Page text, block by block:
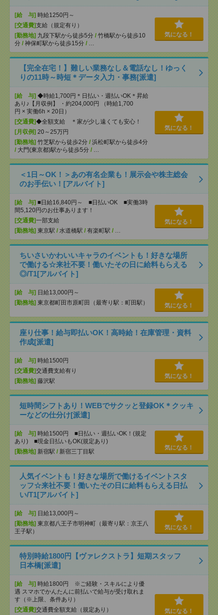
[給 与] 時給1250円～
[交通費]支給（規定有り）
[勤務地] 九段下駅から徒歩5分 / 竹橋駅から徒歩10
分 / 神保町駅から徒歩15分 / …
気になる！
【完全在宅！】難しい業務なし＆電話なし！ゆっく
りの11時～時短＊データ入力・事務[派遣]
[給 与] ◆時給1,700円＊日払い・週払いOK＊昇給
あり♪【月収例】 ・約204,000円 （時給1,700
円 × 実働6h × 20日）
[交通費]◆全額支給 ＊家が少し遠くても安心！
[月収例] 20～25万円
[勤務地] 竹芝駅から徒歩2分 / 浜松町駅から徒歩4分
/ 大門(東京都)駅から徒歩5分 / …
気になる！
＜1日～OK！＞あの有名企業も！展示会や株主総会
のお手伝い！[アルバイト]
[給 与] ■日給16,840円～ ■日払いOK ■実働3時
間5,120円のお仕事あります！
[交通費]一部支給
[勤務地] 東京駅 / 水道橋駅 / 有楽町駅 / …
気になる！
ちいさいかわいいキャラのイベントも！好きな場所
で働ける☆来社不要！働いたその日に給料もらえる
◎/T1[アルバイト]
[給 与] 日給13,000円～
[勤務地] 東京都町田市原町田（最寄り駅：町田駅） 気になる！
座り仕事！給与即払いOK！高時給！在庫管理・資料
作成[派遣]
[給 与] 時給1500円
[交通費]交通費支給有り
[勤務地] 藤沢駅
気になる！
短時間シフトあり！WEBでサクッと登録OK＊クッキ
ーなどの仕分け[派遣]
[給 与] 時給1500円 ■日払い・週払いOK！(規定
あり) ■現金日払いもOK(規定あり)
[勤務地] 新宿駅 / 新宿三丁目駅
気になる！
人気イベントも！好きな場所で働けるイベントスタ
ッフ☆来社不要！働いたその日に給料もらえる日払
い/T1[アルバイト]
[給 与] 日給13,000円～
[勤務地] 東京都八王子市明神町（最寄り駅：京王八
王子駅）
気になる！
特別時給1800円【ヴァレクストラ】短期スタッフ
日本橋[派遣]
[給 与] 時給1800円 ※ご経験・スキルにより優
遇 スマホでかんたんに前払いで給与が受け取れま
す（※上限、条件あり）
[交通費]交通費全額支給（規定あり）
気になる！